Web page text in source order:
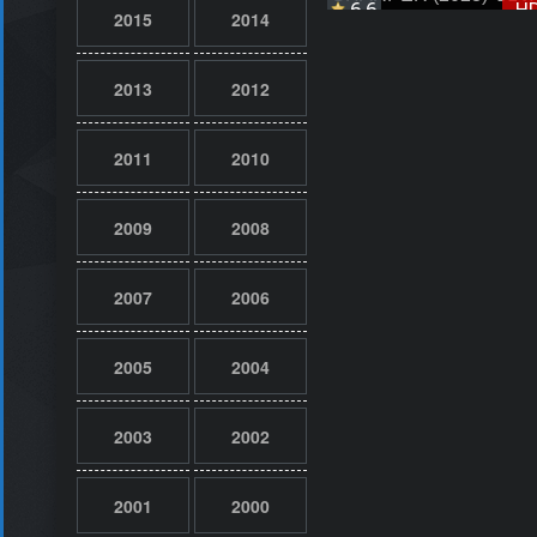
2015 2014
2013 2012
2011 2010
2009 2008
2007 2006
2005 2004
2003 2002
2001 2000
6.6